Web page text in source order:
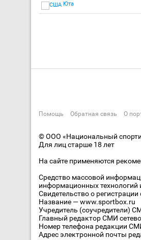
Юта
Помощь Обратная связь О
© ООО «Национальный
Для лиц старше 18 лет
На сайте применяются
Средство массовой
информационных
Свидетельство о
Название — www.sportbox.ru
Учредитель (соучредители)
Главный редактор СМИ
Номер телефона редакции
Адрес электронной почты